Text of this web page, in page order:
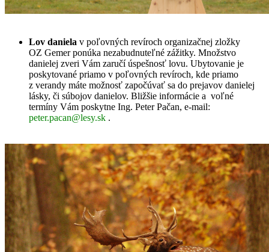
Lov daniela v poľovných revíroch organizačnej zložky
OZ Gemer ponúka nezabudnuteľné zážitky. Množstvo
danielej zveri Vám zaručí úspešnosť lovu. Ubytovanie je
poskytované priamo v poľovných revíroch, kde priamo
z verandy máte možnosť započúvať sa do prejavov danielej
lásky, či súbojov danielov. Bližšie informácie a voľné
termíny Vám poskytne Ing. Peter Pačan, e-mail:
peter.pacan@lesy.sk .